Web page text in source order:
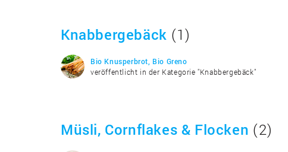
Knabbergebäck (1)
Bio Knusperbrot, Bio Greno
veröffentlicht in der Kategorie "Knabbergebäck"
Müsli, Cornflakes & Flocken (2)